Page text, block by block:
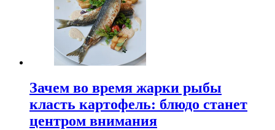
Зачем во время жарки рыбы
класть картофель: блюдо станет
центром внимания